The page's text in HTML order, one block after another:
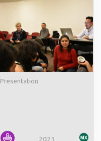
Presentation
2021